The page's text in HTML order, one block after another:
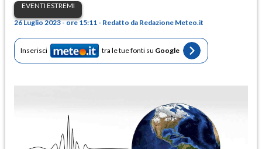
EVENTI ESTREMI
26 Luglio 2023 - ore 15:11 - Redatto da Redazione Meteo.it
Inserisci tra le tue fonti su Google